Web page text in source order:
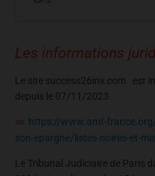
Les informations
Le site success26inv.com est
depuis le 07/11/2023.
https://www.amf-
son-epargne/listes-noires-et-
Le Tribunal Judiciaire de Paris